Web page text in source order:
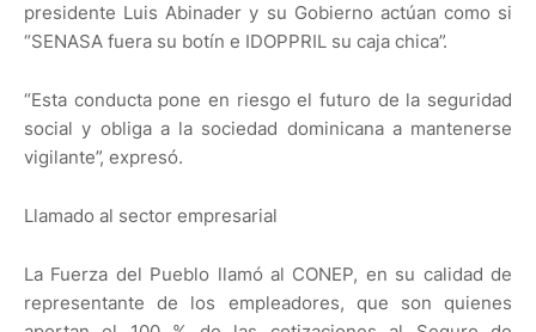
presidente Luis Abinader y su Gobierno actúan como si
“SENASA fuera su botín e IDOPPRIL su caja chica”.
“Esta conducta pone en riesgo el futuro de la seguridad
social y obliga a la sociedad dominicana a mantenerse
vigilante”, expresó.
Llamado al sector empresarial
La Fuerza del Pueblo llamó al CONEP, en su calidad de
representante de los empleadores, que son quienes